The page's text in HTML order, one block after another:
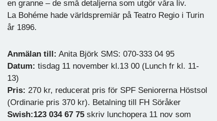
en granne – de små detaljerna som utgör våra liv.
La Bohéme hade världspremiär på Teatro Regio i Turin
år 1896.
Anmälan till: Anita Björk SMS: 070-333 04 95
Datum: tisdag 11 november kl.13 00 (Lunch fr kl. 11-
13)
Pris: 270 kr, reducerat pris för SPF Seniorerna Höstsol
(Ordinarie pris 370 kr). Betalning till FH Söråker
Swish:123 034 67 75 skriv lunchopera 11 nov som